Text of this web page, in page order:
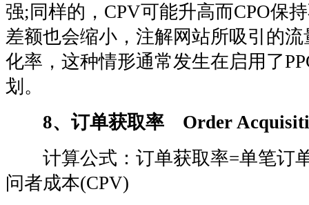
强;同样的，CPV可能升高而CPO保
差额也会缩小，注解网站所吸引的
化率，这种情形通常发生在启用了
划。
8、订单获取率 Order
计算公式：订单获取率=单笔订
问者成本(CPV)